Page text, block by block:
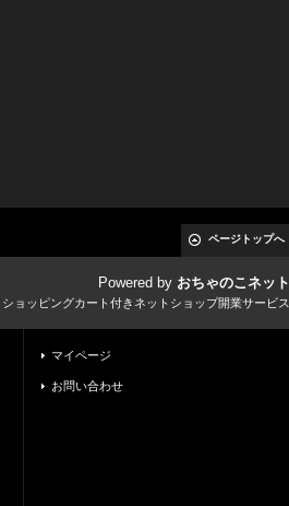
ページトップへ
Powered by おちゃのこネット
ョッピングカート付きネットショップ開業サービス
マイページ
お問い合わせ